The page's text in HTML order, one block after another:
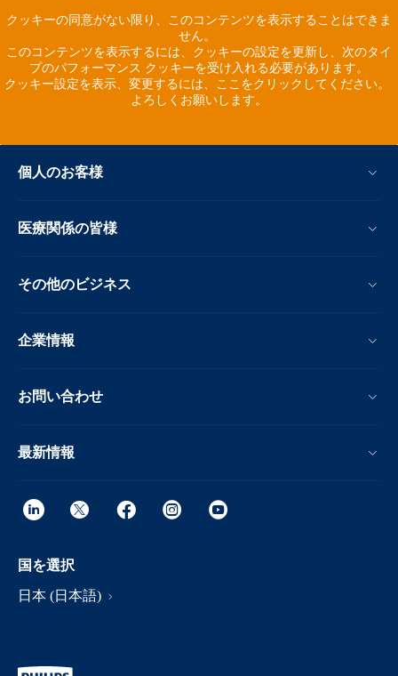
クッキーの同意がない限り、このコンテンツを表示することはできま
せん。
このコンテンツを表示するには、クッキーの設定を更新し、次のタイ
プのパフォーマンス クッキーを受け入れる必要があります。
クッキー設定を表示、変更するには、ここをクリックしてください。
よろしくお願いします。
個人のお客様
医療関係の皆様
その他のビジネス
企業情報
お問い合わせ
最新情報
国を選択
日本 (日本語)